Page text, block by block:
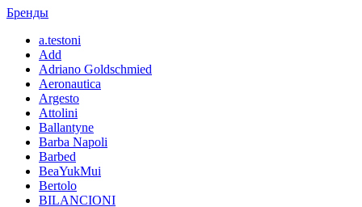
Бренды
a.testoni
Add
Adriano Goldschmied
Aeronautica
Argesto
Attolini
Ballantyne
Barba Napoli
Barbed
BeaYukMui
Bertolo
BILANCIONI